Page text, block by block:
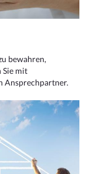
bewahren,
Sie mit
Ansprechpartner.